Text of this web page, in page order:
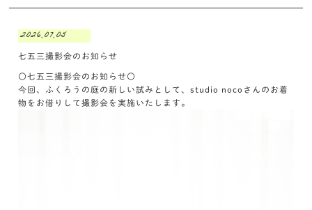
2026.07.05
七五三撮影会のお知らせ
〇七五三撮影会のお知らせ〇
今回、ふくろうの庭の新しい試みとして、studio nocoさんのお着
物をお借りして撮影会を実施いたします。